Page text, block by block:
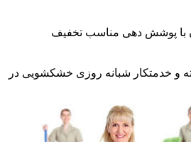
با پوشش دهی مناسب تخفیف
نقاط و در سراسر تهران (حرفه ای و آموزش دیده )اعزام خدمتکار ثابت روزانه (خانم)از 1 روز درهفته تا 6 روز در هفته و خدمتکار شبانه روزی خشکشویی در